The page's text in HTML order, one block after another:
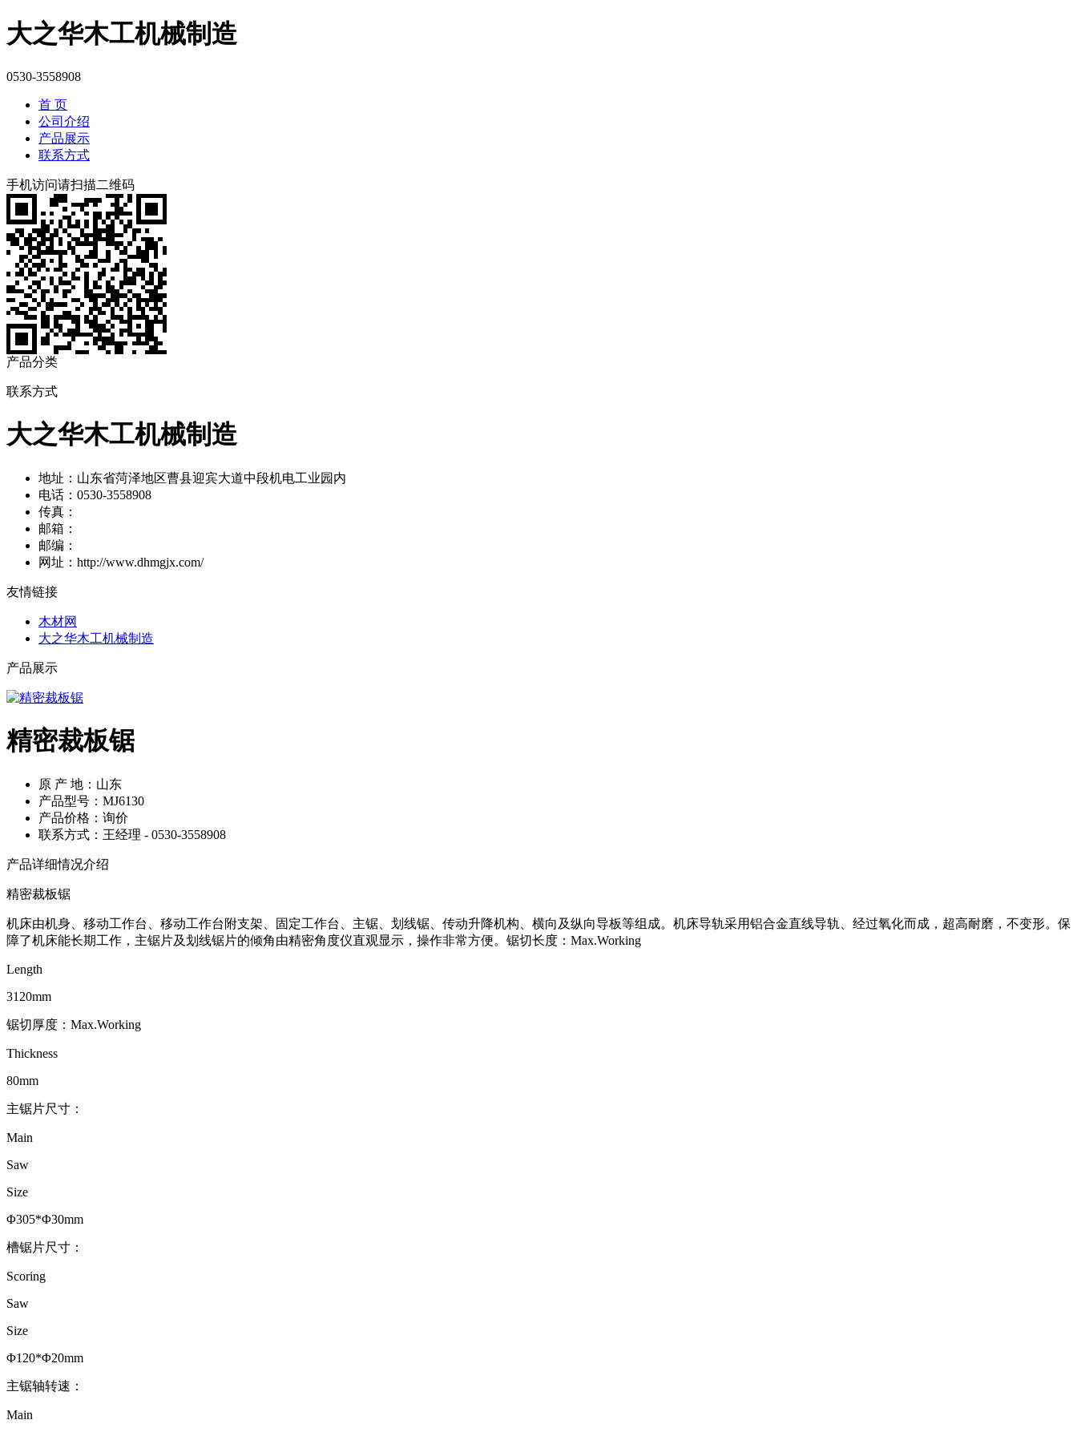
大之华木工机械制造
0530-3558908
首 页
公司介绍
产品展示
联系方式
手机访问请扫描二维码
产品分类
联系方式
大之华木工机械制造
地址：山东省菏泽地区曹县迎宾大道中段机电工业园内
电话：0530-3558908
传真：
邮箱：
邮编：
网址：http://www.dhmgjx.com/
友情链接
木材网
大之华木工机械制造
产品展示
精密裁板锯
原 产 地：山东
产品型号：MJ6130
产品价格：询价
联系方式：王经理 - 0530-3558908
产品详细情况介绍
精密裁板锯
机床由机身、移动工作台、移动工作台附支架、固定工作台、主锯、划线锯、传动升降机构、横向及纵向导板等组成。机床导轨采用铝合金直线导轨、经过氧化而成，超高耐磨，不变形。保
障了机床能长期工作，主锯片及划线锯片的倾角由精密角度仪直观显示，操作非常方便。锯切长度：Max.Working
Length
3120mm
锯切厚度：Max.Working
Thickness
80mm
主锯片尺寸：
Main
Saw
Size
Φ305*Φ30mm
槽锯片尺寸：
Scoring
Saw
Size
Φ120*Φ20mm
主锯轴转速：
Main